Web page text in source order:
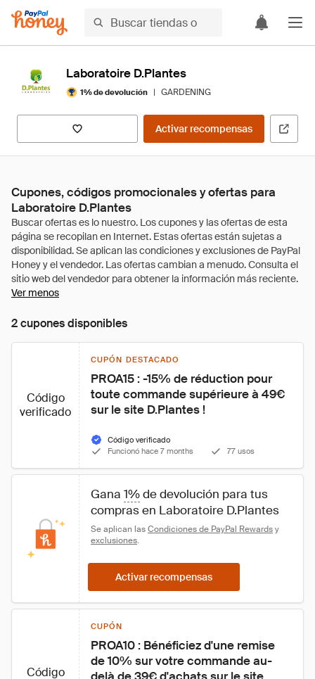
Laboratoire D.Plantes
1% de devolución | GARDENING
Activar recompensas
Cupones, códigos promocionales y ofertas para
Laboratoire D.Plantes
Ver menos
2 cupones disponibles
Código
verificado
CUPÓN DESTACADO
PROA15 : -15% de réduction pour
toute commande supérieure à 49€
sur le site D.Plantes !
Código verificado
Funcionó hace 7 months
77 usos
Gana 1% de devolución para tus
compras en Laboratoire D.Plantes
Se aplican las Condiciones de PayPal Rewards y
exclusiones.
Activar recompensas
Código
CUPÓN
PROA10 : Bénéficiez d'une remise
de 10% sur votre commande au-